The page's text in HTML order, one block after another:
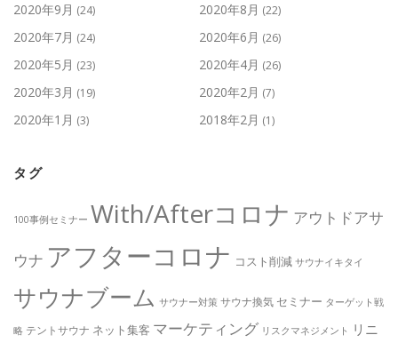
2020年9月 (24) 2020年8月 (22)
2020年7月 (24) 2020年6月 (26)
2020年5月 (23) 2020年4月 (26)
2020年3月 (19) 2020年2月 (7)
2020年1月 (3) 2018年2月 (1)
タグ
100事例セミナー With/Afterコロナ アウトドアサ
ウナ アフターコロナ コスト削減 サウナイキタイ
サウナブーム サウナー対策 サウナ換気 セミナー ターゲット戦
略 テントサウナ ネット集客 マーケティング リスクマネジメント
リニ